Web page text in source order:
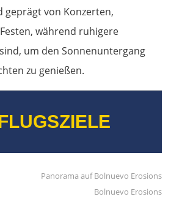
geprägt von Konzerten,
während ruhigere
um den Sonnenuntergang
zu genießen.
Bolnuevo Erosions